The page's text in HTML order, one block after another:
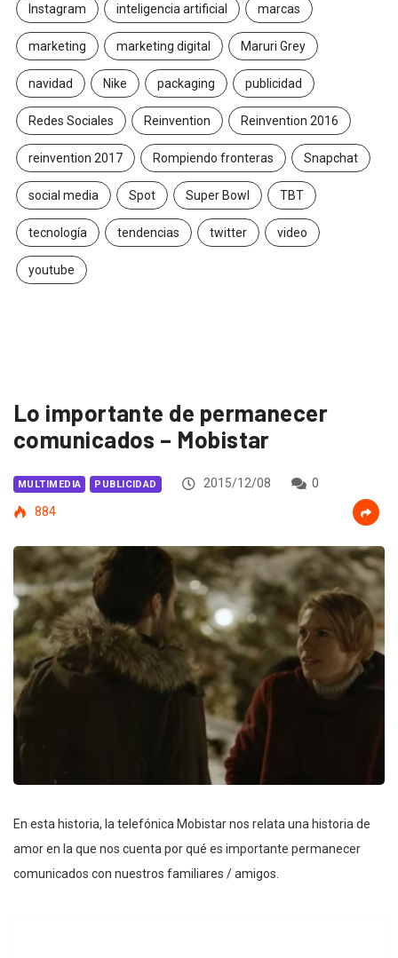
Instagram inteligencia artificial marcas
marketing marketing digital Maruri Grey
navidad Nike packaging publicidad
Redes Sociales Reinvention Reinvention 2016
reinvention 2017 Rompiendo fronteras Snapchat
social media Spot Super Bowl TBT
tecnología tendencias twitter video
youtube
Lo importante de permanecer
comunicados – Mobistar
MULTIMEDIA PUBLICIDAD 2015/12/08
0
884
En esta historia, la telefónica Mobistar nos relata una historia de
amor en la que nos cuenta por qué es importante permanecer
comunicados con nuestros familiares / amigos.